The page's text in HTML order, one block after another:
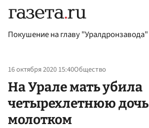
Покушение на главу "Уралдронзавода"
16 октября 2020 15:40Общество
На Урале мать убила
четырехлетнюю дочь
молотком